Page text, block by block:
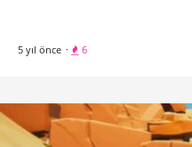
5 yıl önce · 6